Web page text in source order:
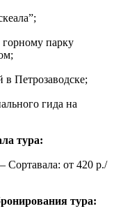
парку
Петрозаводске;
гида на
тура:
от 420 р./
тура: